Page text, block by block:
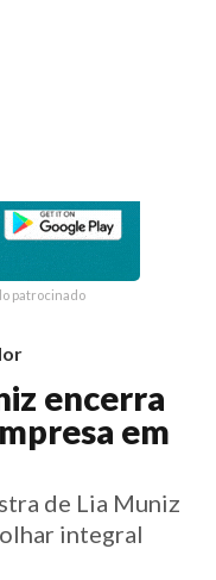
patrocinado
patrocinado
encerra
em
de Lia Muniz
integral